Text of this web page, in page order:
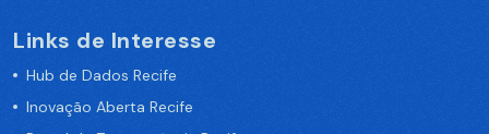
Links de Interesse
Hub de Dados Recife
Inovação Aberta Recife